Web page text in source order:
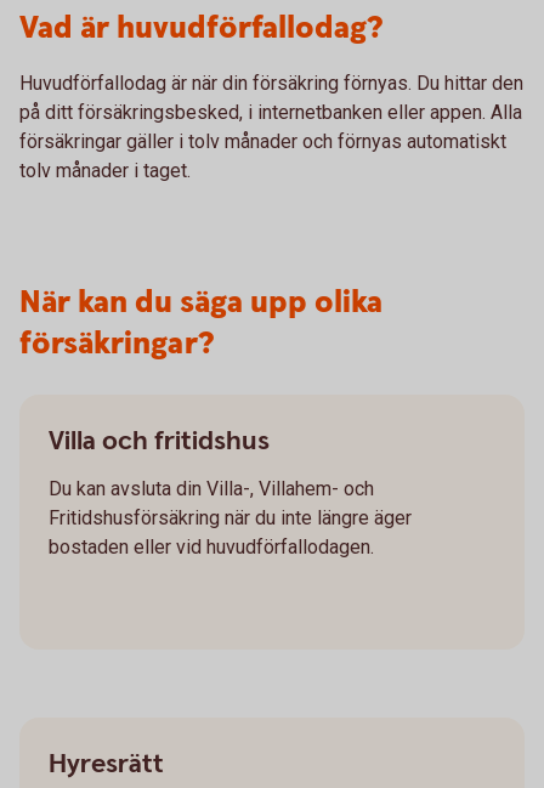
Vad är huvudförfallodag?
Huvudförfallodag är när din försäkring förnyas. Du hittar den
på ditt försäkringsbesked, i internetbanken eller appen. Alla
försäkringar gäller i tolv månader och förnyas automatiskt
tolv månader i taget.
När kan du säga upp olika
försäkringar?
Villa och fritidshus
Du kan avsluta din Villa-, Villahem- och
Fritidshusförsäkring när du inte längre äger
bostaden eller vid huvudförfallodagen.
Hyresrätt